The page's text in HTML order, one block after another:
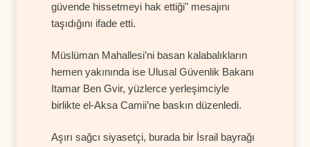
güvende hissetmeyi hak ettiği" mesajını
taşıdığını ifade etti.
Müslüman Mahallesi’ni basan kalabalıkların
hemen yakınında ise Ulusal Güvenlik Bakanı
Itamar Ben Gvir, yüzlerce yerleşimciyle
birlikte el-Aksa Camii’ne baskın düzenledi.
Aşırı sağcı siyasetçi, burada bir İsrail bayrağı